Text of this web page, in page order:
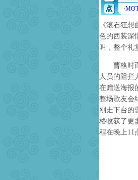
《滚石狂
色的西装深
叫，整个礼
曹格时而
人员的阻拦
在赠送海报
整场歌友会
刚走下台的
格收获了更
程在晚上11